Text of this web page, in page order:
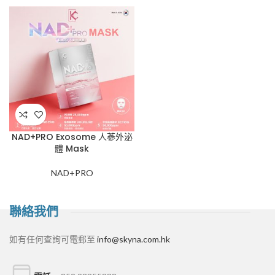
NAD+PRO Exosome 人蔘外泌
體 Mask
NAD+PRO
聯絡我們
如有任何查詢可電郵至 info@skyna.com.hk